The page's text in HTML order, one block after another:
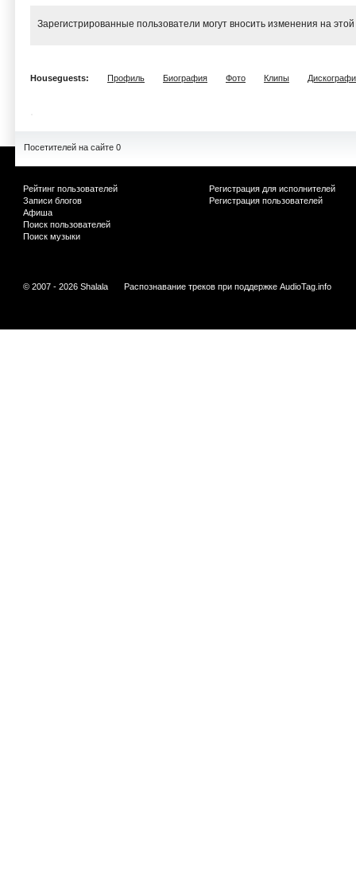
Зарегистрированные пользователи могут вносить изменения на
Houseguests: Профиль Биография Фото Клипы
Посетителей на сайте 0
Рейтинг пользователей
Записи блогов
Афиша
Поиск пользователей
Поиск музыки
Регистрация для исполнителей
Регистрация пользователей
© 2007 - 2026 Shalala Распознавание треков при поддержке AudioTag.info